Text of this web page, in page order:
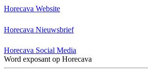
Horecava Website
Horecava Nieuwsbrief
Horecava Social Media
Word exposant op Horecava